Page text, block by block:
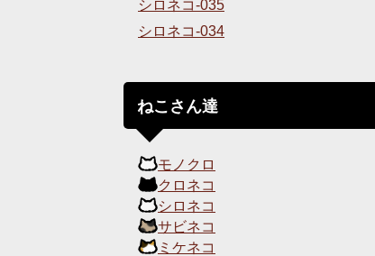
シロネコ-035
シロネコ-034
ねこさん達
モノクロ
クロネコ
シロネコ
サビネコ
ミケネコ